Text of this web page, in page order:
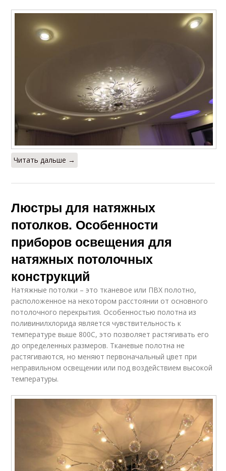
Читать дальше →
Люстры для натяжных
потолков. Особенности
приборов освещения для
натяжных потолочных
конструкций
Натяжные потолки – это тканевое или ПВХ полотно,
расположенное на некотором расстоянии от основного
потолочного перекрытия. Особенностью полотна из
поливинилхлорида является чувствительность к
температуре выше 800С, это позволяет растягивать его
до определенных размеров. Тканевые полотна не
растягиваются, но меняют первоначальный цвет при
неправильном освещении или под воздействием высокой
температуры.